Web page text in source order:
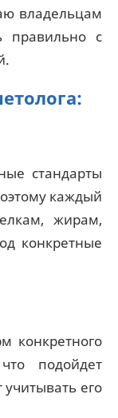
владельцам
правильно с
стандарты
каждый
жирам,
конкретные
конкретного
подойдет
его